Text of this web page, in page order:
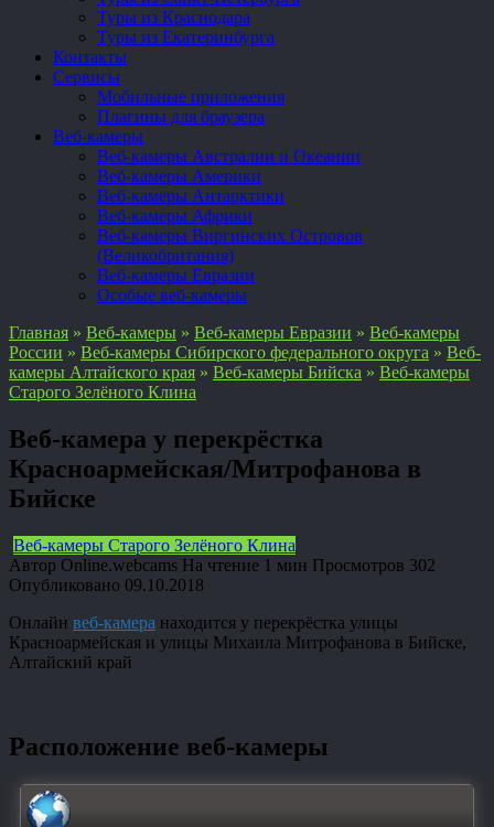
Туры из Краснодара
Туры из Екатеринбурга
Контакты
Сервисы
Мобильные приложения
Плагины для браузера
Веб-камеры
Веб-камеры Австралии и Океании
Веб-камеры Америки
Веб-камеры Антарктики
Веб-камеры Африки
Веб-камеры Виргинских Островов
(Великобритания)
Веб-камеры Евразии
Особые веб-камеры
Главная » Веб-камеры » Веб-камеры Евразии » Веб-камеры
России » Веб-камеры Сибирского федерального округа » Веб-
камеры Алтайского края » Веб-камеры Бийска » Веб-камеры
Старого Зелёного Клина
Веб-камера у перекрёстка
Красноармейская/Митрофанова в
Бийске
Веб-камеры Старого Зелёного Клина
Автор Online.webcams На чтение 1 мин Просмотров 302
Опубликовано 09.10.2018
Онлайн веб-камера находится у перекрёстка улицы
Красноармейская и улицы Михаила Митрофанова в Бийске,
Алтайский край
Расположение веб-камеры